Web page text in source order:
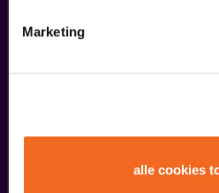
Marketing
alle cookies